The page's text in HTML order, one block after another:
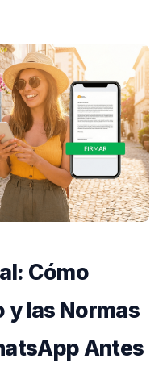
Cómo
y las Normas
Antes